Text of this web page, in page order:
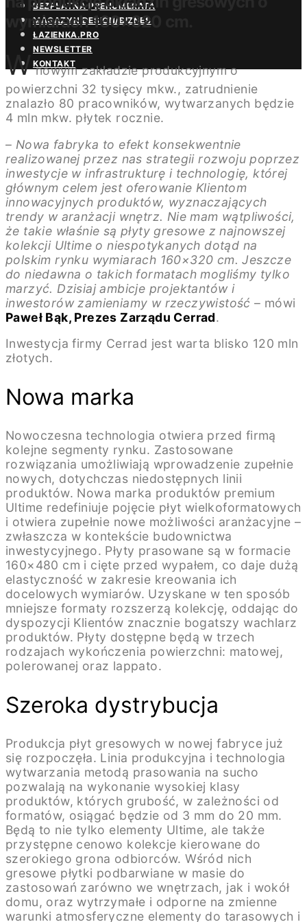
BEZPŁATNA PRENUMERATA
MAGAZYN DESIGN/BIZNES
ŁAZIENKA.PRO
NEWSLETTER
KONTAKT
wymiarach 160×320 cm.
Wnowym zakładzie produkcyjnym o
powierzchni 32 tysięcy mkw., zatrudnienie
znalazło 80 pracowników, wytwarzanych będzie
4 mln mkw. płytek rocznie.
– Nowa fabryka to efekt konsekwentnie
realizowanej przez nas strategii rozwoju poprzez
inwestycje w infrastrukturę i technologię, której
głównym celem jest oferowanie Klientom
innowacyjnych produktów, wyznaczających
trendy w aranżacji wnętrz. Nie mam wątpliwości,
że takie właśnie są płyty gresowe z najnowszej
kolekcji Ultime o niespotykanych dotąd na
polskim rynku wymiarach 160×320 cm. Jeszcze
do niedawna o takich formatach mogliśmy tylko
marzyć. Dzisiaj ambicje projektantów i
inwestorów zamieniamy w rzeczywistość – mówi
Paweł Bąk, Prezes Zarządu Cerrad.
Inwestycja firmy Cerrad jest warta blisko 120 mln
złotych.
Nowa marka
Nowoczesna technologia otwiera przed firmą
kolejne segmenty rynku. Zastosowane
rozwiązania umożliwiają wprowadzenie zupełnie
nowych, dotychczas niedostępnych linii
produktów. Nowa marka produktów premium
Ultime redefiniuje pojęcie płyt wielkoformatowych
i otwiera zupełnie nowe możliwości aranżacyjne –
zwłaszcza w kontekście budownictwa
inwestycyjnego. Płyty prasowane są w formacie
160×480 cm i cięte przed wypałem, co daje dużą
elastyczność w zakresie kreowania ich
docelowych wymiarów. Uzyskane w ten sposób
mniejsze formaty rozszerzą kolekcję, oddając do
dyspozycji Klientów znacznie bogatszy wachlarz
produktów. Płyty dostępne będą w trzech
rodzajach wykończenia powierzchni: matowej,
polerowanej oraz lappato.
Szeroka dystrybucja
Produkcja płyt gresowych w nowej fabryce już
się rozpoczęła. Linia produkcyjna i technologia
wytwarzania metodą prasowania na sucho
pozwalają na wykonanie wysokiej klasy
produktów, których grubość, w zależności od
formatów, osiągać będzie od 3 mm do 20 mm.
Będą to nie tylko elementy Ultime, ale także
przystępne cenowo kolekcje kierowane do
szerokiego grona odbiorców. Wśród nich
gresowe płytki podbarwiane w masie do
zastosowań zarówno we wnętrzach, jak i wokół
domu, oraz wytrzymałe i odporne na zmienne
warunki atmosferyczne elementy do tarasowych i